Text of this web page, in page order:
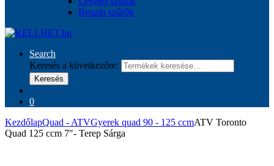
Benzin szűrők
Search
Keresés a következőre:
Keresés
0
KezdőlapQuad - ATVGyerek quad 90 - 125 ccmATV Toronto
Quad 125 ccm 7″- Terep Sárga